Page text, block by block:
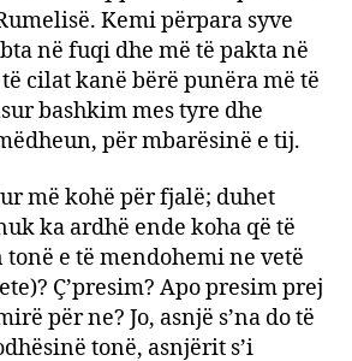
Kemi përpara syve
në fuqi dhe më të pakta në
cilat kanë bërë punëra më të
bashkim mes tyre dhe
për mbarësinë e tij.
më kohë për fjalë; duhet
ka ardhë ende koha që të
e të mendohemi ne vetë
Ç’presim? Apo presim prej
për ne? Jo, asnjë s’na do të
tonë, asnjërit s’i